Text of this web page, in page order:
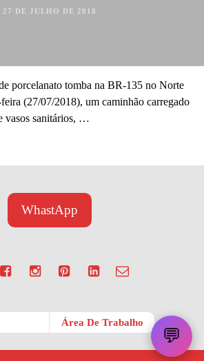
27 DE JULHO DE 2018
porcelanato tomba na BR-135 no Norte
(27/07/2018), um caminhão carregado
vasos sanitários, …
WhastApp
💬
Área De Trabalho